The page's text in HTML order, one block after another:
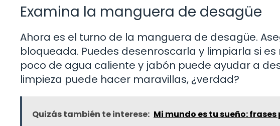
Examina la manguera de desagüe
Ahora es el turno de la manguera de desagüe.
bloqueada. Puedes desenroscarla y limpiarla si
poco de agua caliente y jabón puede ayudar a
limpieza puede hacer maravillas, ¿verdad?
Quizás también te interese: Mi mundo es tu sueño: